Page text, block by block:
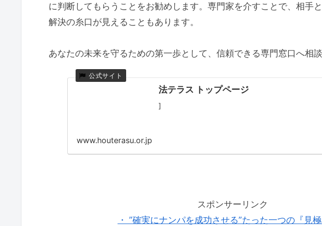
に判断してもらうことをお勧めします。専門家を介すことで、相手
解決の糸口が見えることもあります。
あなたの未来を守るための第一歩として、信頼できる専門窓口へ相談
法テラス トップページ
]
www.houterasu.or.jp
スポンサーリンク
・ ”確実にナンパを成功させる”たった一つの『見極